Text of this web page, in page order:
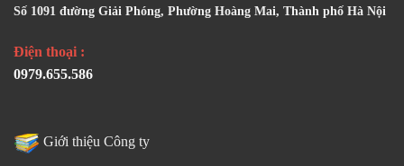
Số 1091 đường Giải Phóng, Phường Hoàng Mai, Thành phố Hà Nội
Điện thoại :
0979.655.586
Giới thiệu Công ty